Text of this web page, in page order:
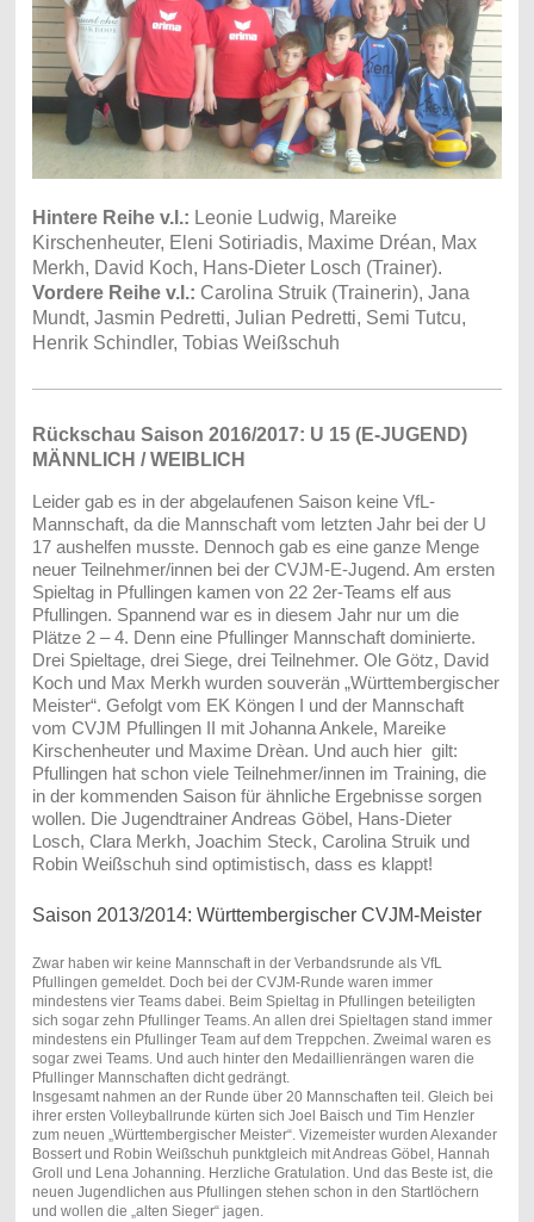
Hintere Reihe v.l.: Leonie Ludwig, Mareike
Kirschenheuter, Eleni Sotiriadis, Maxime Dréan, Max
Merkh, David Koch, Hans-Dieter Losch (Trainer).
Vordere Reihe v.l.: Carolina Struik (Trainerin), Jana
Mundt, Jasmin Pedretti, Julian Pedretti, Semi Tutcu,
Henrik Schindler, Tobias Weißschuh
Rückschau Saison 2016/2017: U 15 (E-JUGEND)
MÄNNLICH / WEIBLICH
Leider gab es in der abgelaufenen Saison keine VfL-
Mannschaft, da die Mannschaft vom letzten Jahr bei der U
17 aushelfen musste. Dennoch gab es eine ganze Menge
neuer Teilnehmer/innen bei der CVJM-E-Jugend. Am ersten
Spieltag in Pfullingen kamen von 22 2er-Teams elf aus
Pfullingen. Spannend war es in diesem Jahr nur um die
Plätze 2 – 4. Denn eine Pfullinger Mannschaft dominierte.
Drei Spieltage, drei Siege, drei Teilnehmer. Ole Götz, David
Koch und Max Merkh wurden souverän „Württembergischer
Meister“. Gefolgt vom EK Köngen I und der Mannschaft
vom CVJM Pfullingen II mit Johanna Ankele, Mareike
Kirschenheuter und Maxime Drèan. Und auch hier gilt:
Pfullingen hat schon viele Teilnehmer/innen im Training, die
in der kommenden Saison für ähnliche Ergebnisse sorgen
wollen. Die Jugendtrainer Andreas Göbel, Hans-Dieter
Losch, Clara Merkh, Joachim Steck, Carolina Struik und
Robin Weißschuh sind optimistisch, dass es klappt!
Saison 2013/2014: Württembergischer CVJM-Meister
Zwar haben wir keine Mannschaft in der Verbandsrunde als VfL
Pfullingen gemeldet. Doch bei der CVJM-Runde waren immer
mindestens vier Teams dabei. Beim Spieltag in Pfullingen beteiligten
sich sogar zehn Pfullinger Teams. An allen drei Spieltagen stand immer
mindestens ein Pfullinger Team auf dem Treppchen. Zweimal waren es
sogar zwei Teams. Und auch hinter den Medaillienrängen waren die
Pfullinger Mannschaften dicht gedrängt.
Insgesamt nahmen an der Runde über 20 Mannschaften teil. Gleich bei
ihrer ersten Volleyballrunde kürten sich Joel Baisch und Tim Henzler
zum neuen „Württembergischer Meister“. Vizemeister wurden Alexander
Bossert und Robin Weißschuh punktgleich mit Andreas Göbel, Hannah
Groll und Lena Johanning. Herzliche Gratulation. Und das Beste ist, die
neuen Jugendlichen aus Pfullingen stehen schon in den Startlöchern
und wollen die „alten Sieger“ jagen.